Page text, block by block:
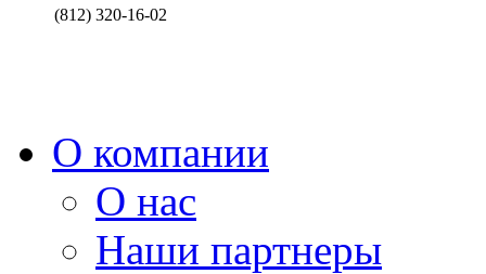
(812) 320-16-02
О компании
О нас
Наши партнеры